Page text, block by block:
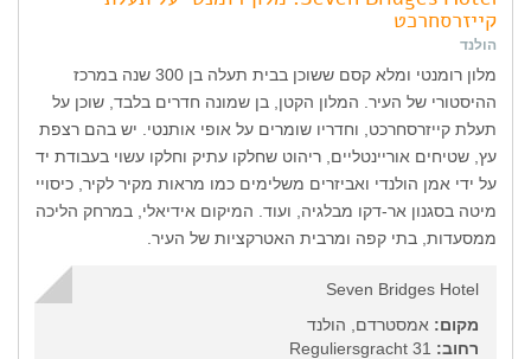
קייזרסחרכט
הולנד
מלון רומנטי ומלא קסם ששוכן בבית תעלה בן 300 שנה במרכז
ההיסטורי של העיר. המלון הקטן, בן שמונה חדרים בלבד, שוכן על
תעלת קייזרסחרכט, וחדריו שומרים על אופי אותנטי. יש בהם רצפת
עץ, שטיחים אוריינטליים, ריהוט שחלקו עתיק וחלקו עשוי בעבודת יד
על ידי אמן הולנדי ואביזרים משלימים כמו מראות מקיר לקיר, כיסויי
מיטה בסגנון אר-דקו מבלגיה, ועוד. המיקום אידיאלי, במרחק הליכה
ממסעדות, בתי קפה ומרבית האטרקציות של העיר.
Seven Bridges Hotel
מקום: אמסטרדם, הולנד
רחוב: